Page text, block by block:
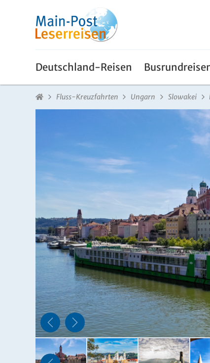
Deutschland-Reisen
Fluss-Kreuzfahrten Ungarn Slowakei